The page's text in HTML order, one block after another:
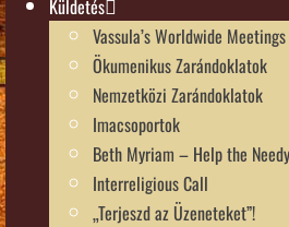
Küldetés
Vassula’s Worldwide Meetings
Ökumenikus Zarándoklatok
Nemzetközi Zarándoklatok
Imacsoportok
Beth Myriam – Help the Needy
Interreligious Call
„Terjeszd az Üzeneteket”!